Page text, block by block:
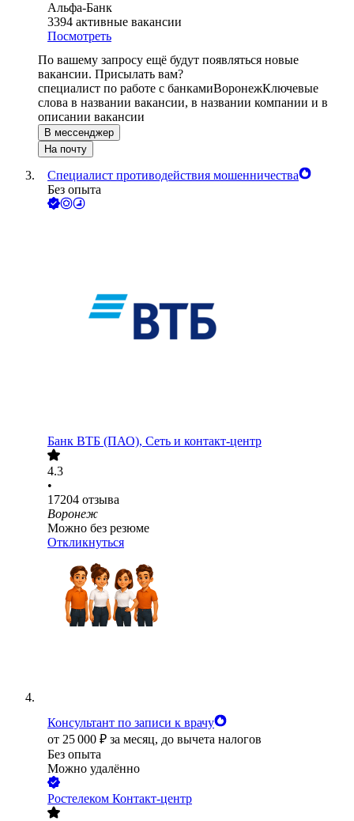
Альфа-Банк
3394 активные вакансии
Посмотреть
По вашему запросу ещё будут появляться новые
вакансии. Присылать вам?
специалист по работе с банкамиВоронежКлючевые
слова в названии вакансии, в названии компании и в
описании вакансии
В мессенджер
На почту
Специалист противодействия мошенничества
Без опыта
Банк ВТБ (ПАО), Сеть и контакт-центр
4.3
•
17204 отзыва
Воронеж
Можно без резюме
Откликнуться
Консультант по записи к врачу
от 25 000 ₽ за месяц, до вычета налогов
Без опыта
Можно удалённо
Ростелеком Контакт-центр